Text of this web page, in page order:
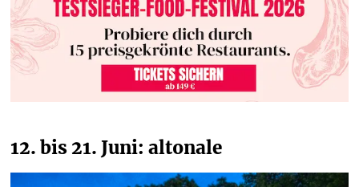
12. bis 21. Juni: altonale